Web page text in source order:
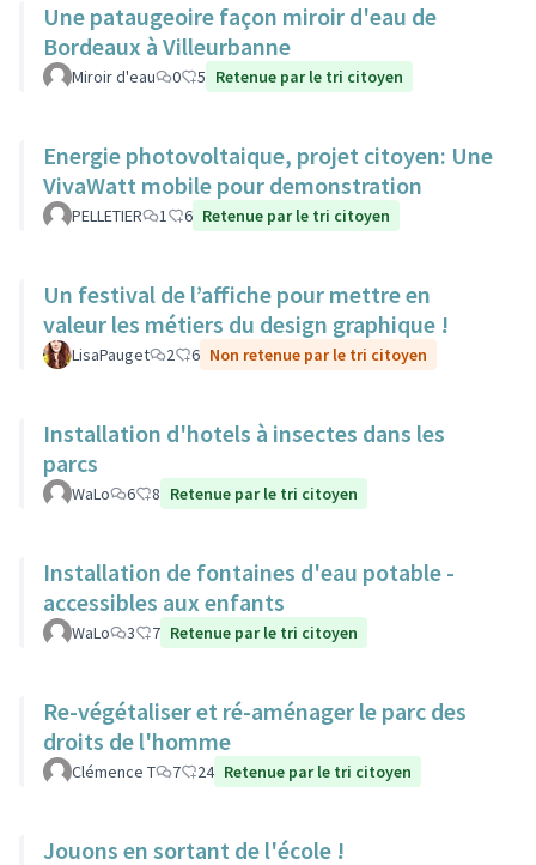
Une pataugeoire façon miroir d'eau de
Bordeaux à Villeurbanne
Miroir d'eau 0 5 Retenue par le tri citoyen
Energie photovoltaique, projet citoyen: Une
VivaWatt mobile pour demonstration
PELLETIER 1 6 Retenue par le tri citoyen
Un festival de l’affiche pour mettre en
valeur les métiers du design graphique !
LisaPauget 2 6 Non retenue par le tri citoyen
Installation d'hotels à insectes dans les
parcs
WaLo 6 8 Retenue par le tri citoyen
Installation de fontaines d'eau potable -
accessibles aux enfants
WaLo 3 7 Retenue par le tri citoyen
Re-végétaliser et ré-aménager le parc des
droits de l'homme
Clémence T 7 24 Retenue par le tri citoyen
Jouons en sortant de l'école !